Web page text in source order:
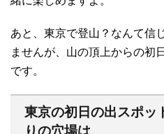
あと、東京で登山？なんて信
ませんが、山の頂上からの初
です。
東京の初日の出スポッ
りの穴場は